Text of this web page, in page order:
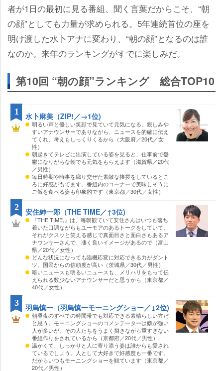
者が1日の最初に見る番組、聞く言葉だからこそ、“朝
の顔”としても力量が求められる。5年連続首位の座を
明け渡した水卜アナに変わり、“朝の顔”となるのは誰
なのか。来年のランキングがすでに楽しみだ。
第10回 “朝の顔”ランキング 総合TOP10
水卜麻美（ZIP!／→1位)
明るい声と優しい笑顔で見ていて元気になる。親しみ
すいアナウンサーでありながら、ニュースを的確に伝え
てくれ、考えもしっくりくるから（大阪府／20代／女
性）
朝起きてテレビに出演している姿を見ると、仕事前で憂
鬱になりがちな朝でも元気をもらえます（滋賀県／20代
／男性）
毎日時期や時事を織り交ぜた素敵な挨拶をしているとこ
ろに好感がもてます。番組内のコーナーで美味しそうに
ご飯を食べる姿も印象的です（東京都／30代／女性）
1
安住紳一郎（THE TIME／↑3位)
『THE TIME,』は、毎朝観ていて安住さんはいつも落ち
着いた口調ながらもユーモアのあるトークをしていて、
それがクスッと笑える感じで真面目さと面白さもあるア
ナウンサーさんで、凄く良いイメージがあるので（富山
県／20代／女性）
どんな状況になっても臨機応変に対応できる力がダント
ツ。国民からの信頼度が高い（茨城県／30代／男性）
暗いニュースも明るいニュースも、メリハリをもって伝
えられる数少ないアナウンサーだと思うから（東京都／
40代／女性）
2
羽鳥慎一（羽鳥慎一モーニングショー／↓2位)
朝昼夜のすべての時間帯でも対応できる素晴らしい方だ
と思う。モーニングショーのコメンテーターは癖が強い
人が多いが、その人たちをうまく捌きながら重すぎない
番組作りをされているから（京都府／20代／男性）
温かくて、しっかりと人に寄り添う姿は誰からも愛され
ているでしょう。人として大好きで好感度も一番です。
だからいつもモーニングショーを観ています（東京都／
20代／男性）
3